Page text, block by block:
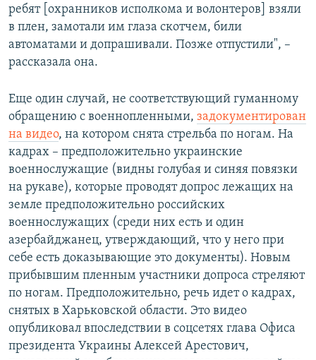
ребят [охранников исполкома и волонтеров] взяли
в плен, замотали им глаза скотчем, били
автоматами и допрашивали. Позже отпустили", –
рассказала она.
Еще один случай, не соответствующий гуманному
обращению с военнопленными, задокументирован
на видео, на котором снята стрельба по ногам. На
кадрах – предположительно украинские
военнослужащие (видны голубая и синяя повязки
на рукаве), которые проводят допрос лежащих на
земле предположительно российских
военнослужащих (среди них есть и один
азербайджанец, утверждающий, что у него при
себе есть доказывающие это документы). Новым
прибывшим пленным участники допроса стреляют
по ногам. Предположительно, речь идет о кадрах,
снятых в Харьковской области. Это видео
опубликовал впоследствии в соцсетях глава Офиса
президента Украины Алексей Арестович,